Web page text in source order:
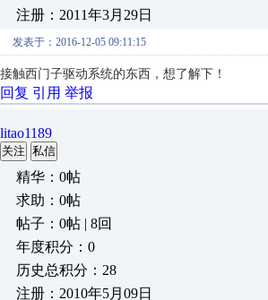
注册：2011年3月29日
发表于：2016-12-05 09:11:15
接触西门子驱动系统的东西，想了解下！
回复 引用 举报
litao1189
关注 私信
精华：0帖
求助：0帖
帖子：0帖 | 8回
年度积分：0
历史总积分：28
注册：2010年5月09日